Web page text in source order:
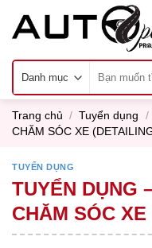
kiếm:
Trang chủ / Tuyển dụng /
CHĂM SÓC XE
TUYỂN DỤNG
TUYỂN DỤNG
CHĂM SÓC